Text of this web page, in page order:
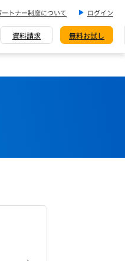
ートナー制度について ログイン
資料請求 無料お試し